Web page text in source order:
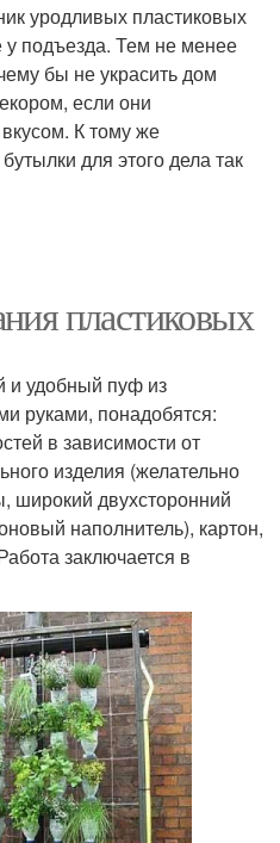
уродливых пластиковых
подъезда. Тем не менее
бы не украсить дом
если они
К тому же
для этого дела так
пластиковых
и удобный пуф из
руками, понадобятся:
в зависимости от
изделия (желательно
широкий двухсторонний
наполнитель), картон,
заключается в